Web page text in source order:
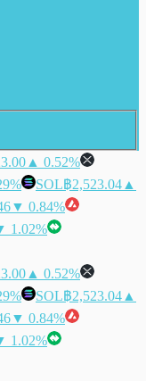
▲ 0.52%
SOL฿2,523.04 ▲
▼ 0.84%
1.02%
▲ 0.52%
SOL฿2,523.04 ▲
▼ 0.84%
1.02%